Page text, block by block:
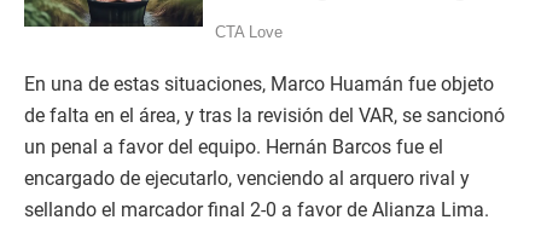
En una de estas situaciones, Marco Huamán fue objeto
de falta en el área, y tras la revisión del VAR, se sancionó
un penal a favor del equipo. Hernán Barcos fue el
encargado de ejecutarlo, venciendo al arquero rival y
sellando el marcador final 2-0 a favor de Alianza Lima.